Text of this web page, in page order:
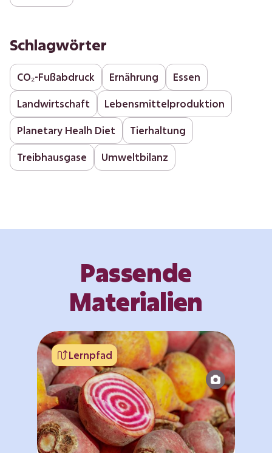
Schlagwörter
CO₂-Fußabdruck Ernährung Essen
Landwirtschaft Lebensmittelproduktion
Planetary Healh Diet Tierhaltung
Treibhausgase Umweltbilanz
Passende
Materialien
Lernpfad